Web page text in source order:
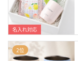
名入れ対応
2位